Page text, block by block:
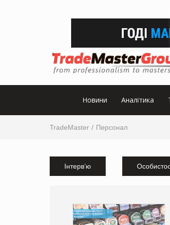
Новини Аналітика
TradeMaster Персонал
Інтерв’ю